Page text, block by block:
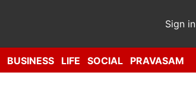
Sign in
BUSINESS LIFE SOCIAL
PRAVASAM